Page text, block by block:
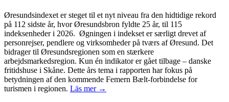
Øresundsindexet er steget til et nyt niveau fra den hidtidige rekord
på 112 sidste år, hvor Øresundsbron fyldte 25 år, til 115
indeksenheder i 2026. Øgningen i indekset er særligt drevet af
personrejser, pendlere og virksomheder på tværs af Øresund. Det
bidrager til Øresundsregionen som en stærkere
arbejdsmarkedsregion. Kun én indikator er gået tilbage – danske
fritidshuse i Skåne. Dette års tema i rapporten har fokus på
betydningen af den kommende Femern Bælt-forbindelse for
turismen i regionen. Läs mer →